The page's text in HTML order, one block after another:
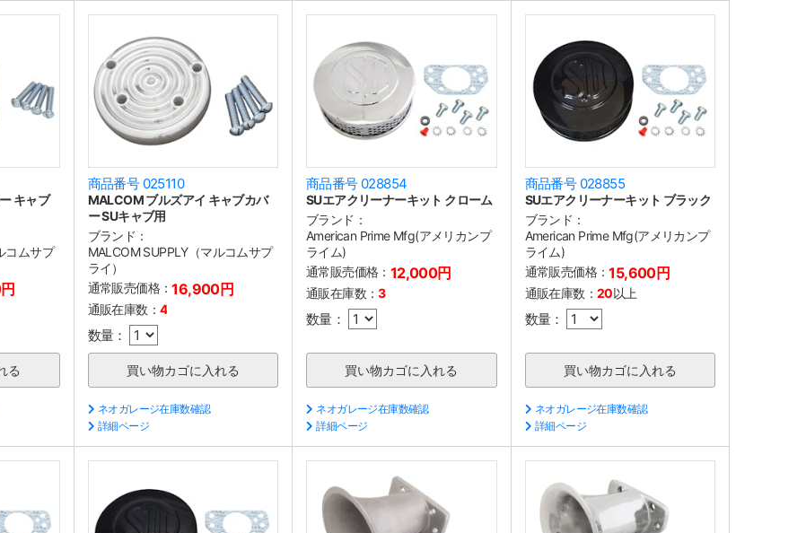
キャブ
コムサプ
商品番号 025110
MALCOM ブルズアイ キャブカバ
ー SUキャブ用
ブランド：
MALCOM SUPPLY（マルコムサプ
ライ）
通常販売価格：16,900円
通販在庫数： 4
数量：
ネオガレージ在庫数確認
詳細ページ
商品番号 028854
SUエアクリーナーキット クローム
ブランド：
American Prime Mfg(アメリカンプ
ライム)
通常販売価格： 12,000円
通販在庫数：3
数量：
ネオガレージ在庫数確認
詳細ページ
商品番号 028855
SUエアクリーナーキット ブラック
ブランド：
American Prime Mfg(アメリカンプ
ライム)
通常販売価格：15,600円
通販在庫数： 20以上
数量：
ネオガレージ在庫数確認
詳細ページ